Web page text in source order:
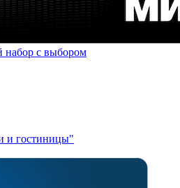
с выбором
и гостиницы"